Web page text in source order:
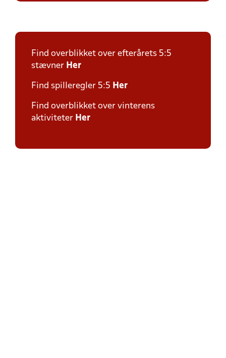
Find overblikket over efterårets 5:5
stævner Her
Find spilleregler 5:5 Her
Find overblikket over vinterens
aktiviteter Her